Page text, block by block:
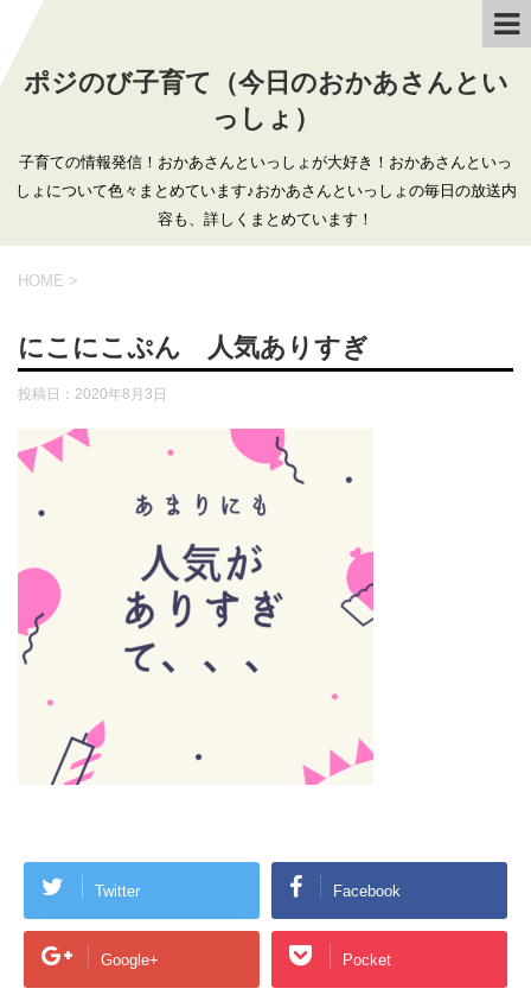
ポジのび子育て（今日のおかあさんとい
っしょ）
子育ての情報発信！おかあさんといっしょが大好き！おかあさんといっ
しょについて色々まとめています♪おかあさんといっしょの毎日の放送内
容も、詳しくまとめています！
HOME >
にこにこぷん 人気ありすぎ
投稿日： 2020年8月3日
Twitter Facebook
Google+ Pocket